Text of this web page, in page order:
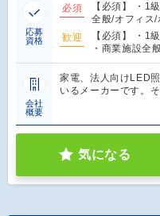
応募
資格
必須
【必須】 ・1
全般/オフィス
歓迎
【必須】 ・1
・商業施設全
会社
概要
家電、法人向けLED
いるメーカーです。
気になる